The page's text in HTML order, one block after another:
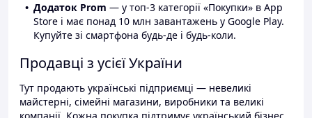
Додаток Prom — у топ-3 категорії «Покупки» в App
Store і має понад 10 млн завантажень у Google Play.
Купуйте зі смартфона будь-де і будь-коли.
Продавці з усієї України
Тут продають українські підприємці — невеликі
майстерні, сімейні магазини, виробники та великі